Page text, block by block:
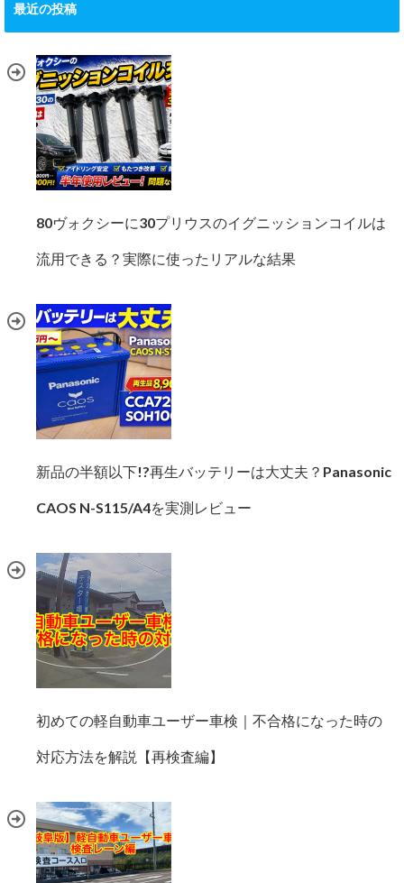
最近の投稿
80ヴォクシーに30プリウスのイグニッションコイルは
流用できる？実際に使ったリアルな結果
新品の半額以下!?再生バッテリーは大丈夫？Panasonic
CAOS N-S115/A4を実測レビュー
初めての軽自動車ユーザー車検｜不合格になった時の
対応方法を解説【再検査編】